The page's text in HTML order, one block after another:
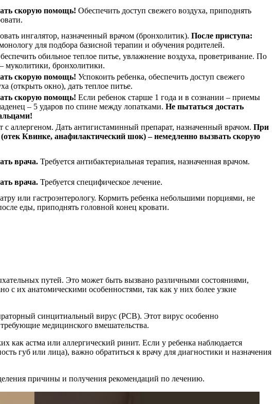
скорую помощь! Обеспечить доступ свежего воздуха, приподнять
ингалятор, назначенный врачом (бронхолитик). После приступа:
для подбора базисной терапии и обучения родителей.
обильное теплое питье, увлажнение воздуха, проветривание. По
муколитики, бронхолитики.
скорую помощь! Успокоить ребенка, обеспечить доступ свежего
(открыть окно), дать теплое питье.
скорую помощь! Если ребенок старше 1 года и в сознании – приемы
– 5 ударов по спине между лопатками. Не пытаться достать
с аллергеном. Дать антигистаминный препарат, назначенный врачом. При
Квинке, анафилактический шок) – немедленно вызвать скорую
врача. Требуется антибактериальная терапия, назначенная врачом.
врача. Требуется специфическое лечение.
или гастроэнтерологу. Кормить ребенка небольшими порциями, не
еды, приподнять головной конец кровати.
путей. Это может быть вызвано различными состояниями,
с их анатомическими особенностями, так как у них более узкие
синцитиальный вирус (РСВ). Этот вирус особенно
медицинского вмешательства.
как астма или аллергический ринит. Если у ребенка наблюдается
губ или лица), важно обратиться к врачу для диагностики и назначения
причины и получения рекомендаций по лечению.